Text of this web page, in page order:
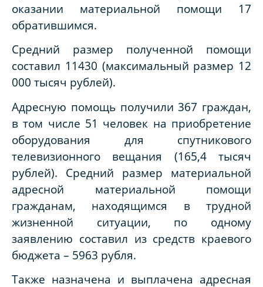
оказании материальной помощи 17
обратившимся.
Средний размер полученной помощи
составил 11430 (максимальный размер 12
000 тысяч рублей).
Адресную помощь получили 367 граждан,
в том числе 51 человек на приобретение
оборудования для спутникового
телевизионного вещания (165,4 тысяч
рублей). Средний размер материальной
адресной материальной помощи
гражданам, находящимся в трудной
жизненной ситуации, по одному
заявлению составил из средств краевого
бюджета – 5963 рубля.
Также назначена и выплачена адресная